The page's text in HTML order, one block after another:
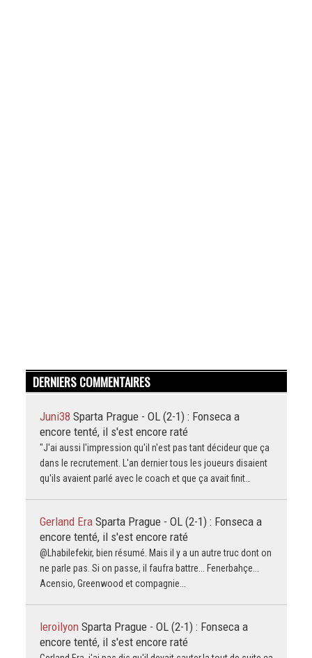
DERNIERS COMMENTAIRES
Juni38 Sparta Prague - OL (2-1) : Fonseca a
encore tenté, il s'est encore raté
"J'ai aussi l'impression qu'il n'est pas tant décideur que ça
dans le recrutement. L'an dernier tous les joueurs disaient
qu'ils avaient parlé avec le coach et que ça avait finit…
Gerland Era Sparta Prague - OL (2-1) : Fonseca a
encore tenté, il s'est encore raté
@Lhabilefekir, bien résumé. Mais il y a un autre truc dont on
ne parle pas. Si on passe, il faufra battre... Fenerbahçe...
Acensio, Greenwood et compagnie...
leroilyon Sparta Prague - OL (2-1) : Fonseca a
encore tenté, il s'est encore raté